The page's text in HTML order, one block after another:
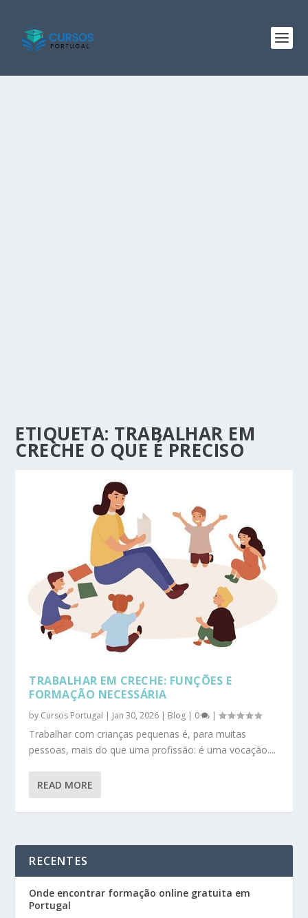
ETIQUETA: TRABALHAR EM
CRECHE O QUE É PRECISO
TRABALHAR EM CRECHE: FUNÇÕES E
FORMAÇÃO NECESSÁRIA
by Cursos Portugal | Jan 30, 2026 | Blog | 0 |
Trabalhar com crianças pequenas é, para muitas
pessoas, mais do que uma profissão: é uma vocação....
READ MORE
RECENTES
Onde encontrar formação online gratuita em
Portugal